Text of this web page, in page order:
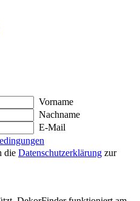
Vorname
Nachname
E-Mail
die Datenschutzerklärung zur